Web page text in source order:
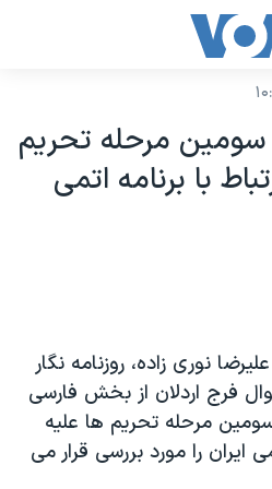
سومين مرحله تحريم
با برنامه اتمی
نوری زاده، روزنامه نگار
فرج اردلان از بخش فارسی
مرحله تحريم ها عليه
ايران را مورد بررسی قرار می